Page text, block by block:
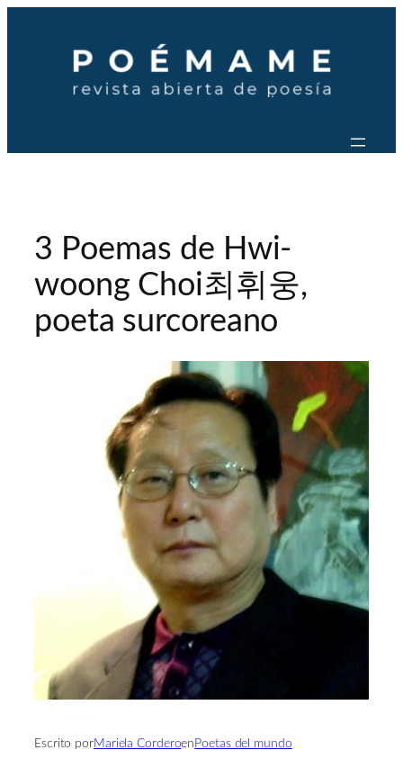
contenido
3 Poemas de Hwi-
woong Choi최휘웅,
poeta surcoreano
Escrito porMariela Corderoen Poetas del mundo